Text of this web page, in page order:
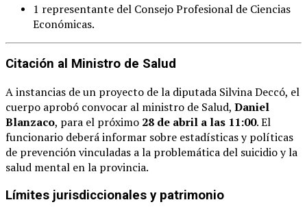
1 representante del Consejo Profesional de Ciencias
Económicas.
Citación al Ministro de Salud
A instancias de un proyecto de la diputada Silvina Deccó, el
cuerpo aprobó convocar al ministro de Salud, Daniel
Blanzaco, para el próximo 28 de abril a las 11:00. El
funcionario deberá informar sobre estadísticas y políticas
de prevención vinculadas a la problemática del suicidio y la
salud mental en la provincia.
Límites jurisdiccionales y patrimonio